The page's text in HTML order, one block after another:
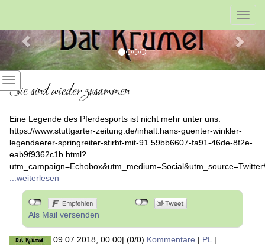
Sie sind wieder zusammen
Eine Legende des Pferdesports ist nicht mehr unter uns.
https://www.stuttgarter-zeitung.de/inhalt.hans-guenter-winkler-
legendaerer-springreiter-stirbt-mit-91.59bb6607-fa91-46de-8f2e-
eab9f9362c1b.html?
...weiterlesen
Als Mail versenden
09.07.2018, 00.00| (0/0) Kommentare | PL|